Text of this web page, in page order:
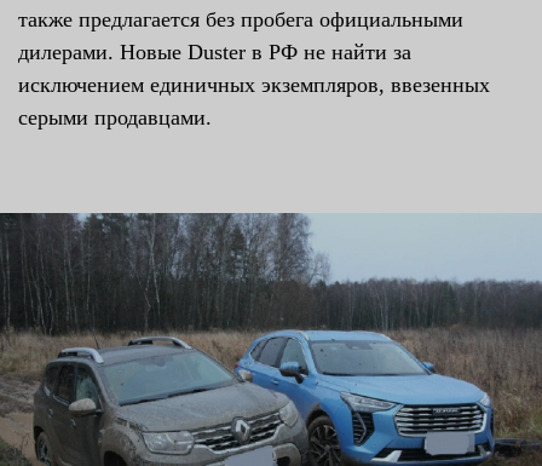
также предлагается без пробега официальными
дилерами. Новые Duster в РФ не найти за
исключением единичных экземпляров, ввезенных
серыми продавцами.